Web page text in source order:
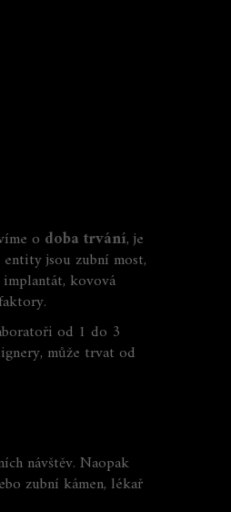
o doba trvání,je
jsouzubní most,
, kovová
od 1 do 3
může trvat od
návštěv. Naopak
zubní kámen, lékař